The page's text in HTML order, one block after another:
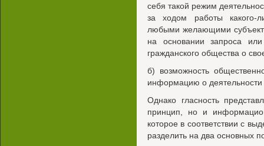
себя такой режим
за ходом работы какого-
любыми желающими
на основании запроса
гражданского общества о
б) возможность
информацию о деятельности
Однако гласность
принцип, но и
которое в соответствии с
разделить на два основных